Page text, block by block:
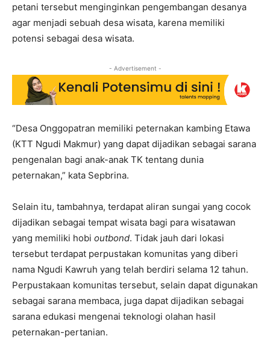
petani tersebut menginginkan pengembangan desanya
agar menjadi sebuah desa wisata, karena memiliki
potensi sebagai desa wisata.
- Advertisement -
“Desa Onggopatran memiliki peternakan kambing Etawa
(KTT Ngudi Makmur) yang dapat dijadikan sebagai sarana
pengenalan bagi anak-anak TK tentang dunia
peternakan,” kata Sepbrina.
Selain itu, tambahnya, terdapat aliran sungai yang cocok
dijadikan sebagai tempat wisata bagi para wisatawan
yang memiliki hobi outbond. Tidak jauh dari lokasi
tersebut terdapat perpustakan komunitas yang diberi
nama Ngudi Kawruh yang telah berdiri selama 12 tahun.
Perpustakaan komunitas tersebut, selain dapat digunakan
sebagai sarana membaca, juga dapat dijadikan sebagai
sarana edukasi mengenai teknologi olahan hasil
peternakan-pertanian.